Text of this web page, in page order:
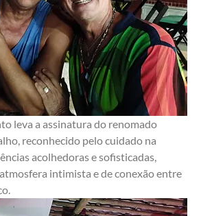
leva a assinatura do renomado
reconhecido pelo cuidado na
acolhedoras e sofisticadas,
intimista e de conexão entre